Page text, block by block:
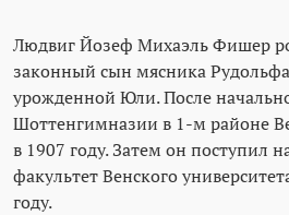
Людвиг Йозеф Михаэль Фишер
законный сын мясника
урожденной Юли. После
Шоттенгимназии в 1-м районе
в 1907 году. Затем он поступил
факультет Венского
году.